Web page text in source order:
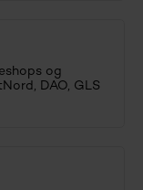
og
DAO, GLS